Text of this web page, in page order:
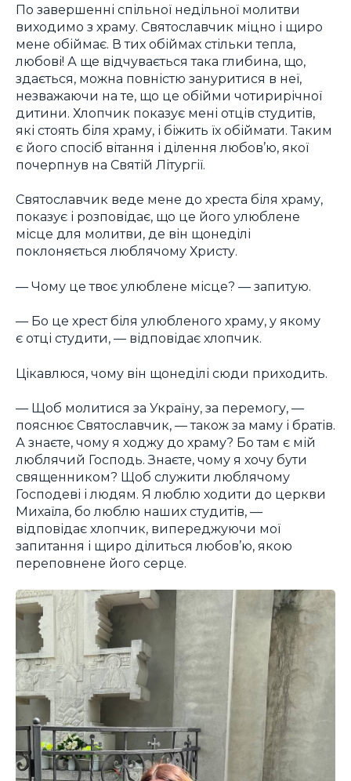
По завершенні спільної недільної молитви
виходимо з храму. Святославчик міцно і щиро
мене обіймає. В тих обіймах стільки тепла,
любові! А ще відчувається така глибина, що,
здається, можна повністю зануритися в неї,
незважаючи на те, що це обійми чотирирічної
дитини. Хлопчик показує мені отців студитів,
які стоять біля храму, і біжить їх обіймати. Таким
є його спосіб вітання і ділення любов’ю, якої
почерпнув на Святій Літургії.
Святославчик веде мене до хреста біля храму,
показує і розповідає, що це його улюблене
місце для молитви, де він щонеділі
поклоняється люблячому Христу.
— Чому це твоє улюблене місце? — запитую.
— Бо це хрест біля улюбленого храму, у якому
є отці студити, — відповідає хлопчик.
Цікавлюся, чому він щонеділі сюди приходить.
— Щоб молитися за Україну, за перемогу, —
пояснює Святославчик, — також за маму і братів.
А знаєте, чому я ходжу до храму? Бо там є мій
люблячий Господь. Знаєте, чому я хочу бути
священником? Щоб служити люблячому
Господеві і людям. Я люблю ходити до церкви
Михаїла, бо люблю наших студитів, —
відповідає хлопчик, випереджуючи мої
запитання і щиро ділиться любов’ю, якою
переповнене його серце.